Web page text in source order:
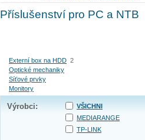
Příslušenství pro PC a NTB
Externí box na HDD 2
Optické mechaniky
Síťové prvky
Monitory
Výrobci:
VŠICHNI
MEDIARANGE
TP-LINK